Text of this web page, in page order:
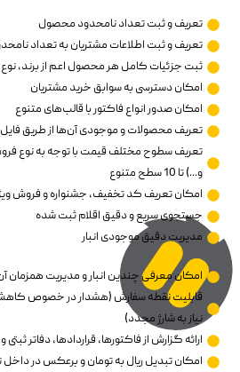
تعریف و ثبت تعداد نامحدود محصول
تعریف و ثبت اطلاعات مشتریان به تعداد
ثبت جزئیات کامل هر محصول اعم از برند،
امکان دسترسی به سوابق خرید مشتریان
امکان صدور انواع فاکتور با قالب‌های متنوع
تعریف محصولات و موجودی آن‌ها از طریق
تعریف سطوح مختلف قیمت با توجه به نوع
و...) تا 10 سطح متنوع
امکان تعریف کد تخفیف، جشنواره و فروش
جستجوی سریع و دقیق اقلام ثبت شده
مدیریت دقیق موجودی انبار
امکان معرفی چندین انبار و مدیریت همزمان
قابلیت نقطه سفارش (هشدار در خصوص کاهش
نیاز به شارژ مجدد)
ارائه گزارش از فاکتورها، قراردادها، دفاتر ثبتی
امکان تبدیل ریال به تومان و برعکس در داخل